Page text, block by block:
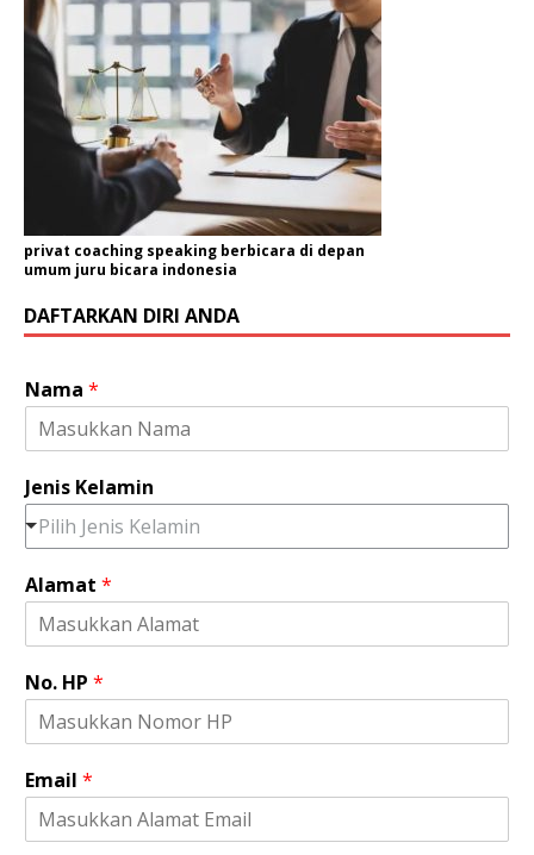
privat coaching speaking berbicara di depan
umum juru bicara indonesia
DAFTARKAN DIRI ANDA
K
e
a
i
n
N
m
*
Nama *
Jenis Kelamin
Pilih Jenis Kelamin
Alamat *
No. HP *
Email *